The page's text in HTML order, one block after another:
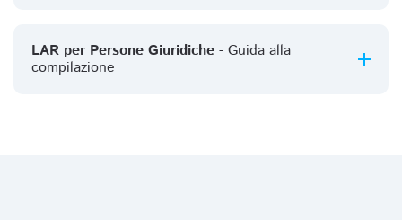
LAR per Persone Giuridiche - Guida alla
compilazione